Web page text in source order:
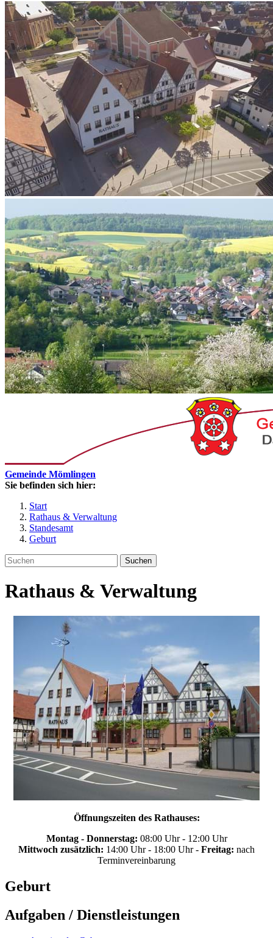
Gemeinde Mömlingen
Sie befinden sich hier:
Start
Rathaus & Verwaltung
Standesamt
Geburt
Suchen
Rathaus & Verwaltung
Öffnungszeiten des Rathauses:
Montag - Donnerstag: 08:00 Uhr - 12:00 Uhr
Mittwoch zusätzlich: 14:00 Uhr - 18:00 Uhr - Freitag: nach
Terminvereinbarung
Geburt
Aufgaben / Dienstleistungen